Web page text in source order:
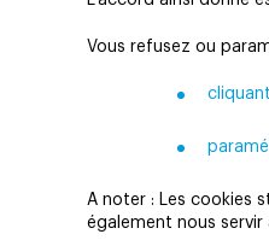
Vous refusez ou
A noter : Les cookies
également nous